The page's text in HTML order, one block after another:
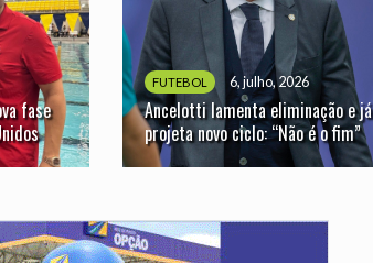
fase
FUTEBOL 6, julho, 2026
Ancelotti lamenta eliminação e já
projeta novo ciclo: “Não é o fim”